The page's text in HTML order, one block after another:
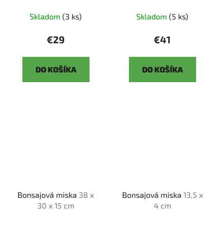
Skladom (3 ks)
€29
DO KOŠÍKA
Skladom (5 ks)
€41
DO KOŠÍKA
Bonsajová miska 38 x
30 x 15 cm
Bonsajová miska 13,5 x
4 cm